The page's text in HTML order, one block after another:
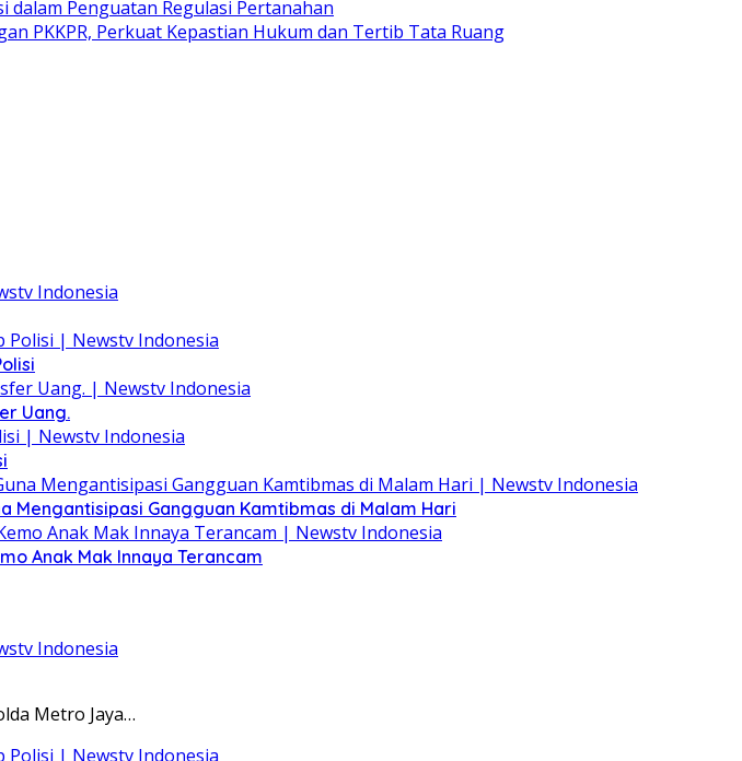
dalam Penguatan Regulasi Pertanahan
PKKPR, Perkuat Kepastian Hukum dan Tertib Tata Ruang
Uang.
Mengantisipasi Gangguan Kamtibmas di Malam Hari
Anak Mak Innaya Terancam
Metro Jaya…